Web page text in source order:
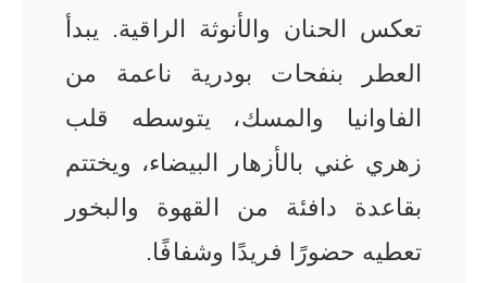
تعكس الحنان والأنوثة الراقية. يبدأ
العطر بنفحات بودرية ناعمة من
الفاوانيا والمسك، يتوسطه قلب
زهري غني بالأزهار البيضاء، ويختتم
بقاعدة دافئة من القهوة والبخور
تعطيه حضورًا فريدًا وشفافًا.